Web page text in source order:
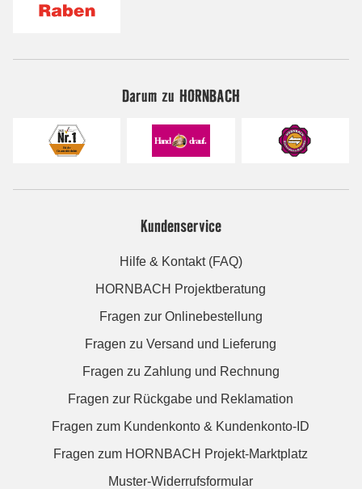
Darum zu HORNBACH
Kundenservice
Hilfe & Kontakt (FAQ)
HORNBACH Projektberatung
Fragen zur Onlinebestellung
Fragen zu Versand und Lieferung
Fragen zu Zahlung und Rechnung
Fragen zur Rückgabe und Reklamation
Fragen zum Kundenkonto & Kundenkonto-ID
Fragen zum HORNBACH Projekt-Marktplatz
Muster-Widerrufsformular